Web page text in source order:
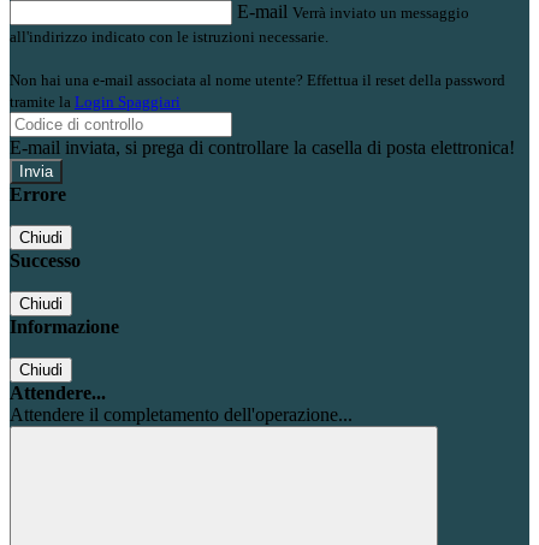
E-mail Verrà inviato un messaggio
all'indirizzo indicato con le istruzioni necessarie.
Non hai una e-mail associata al nome utente? Effettua il reset della password
tramite la Login Spaggiari
E-mail inviata, si prega di controllare la casella di posta elettronica!
Errore
Chiudi
Successo
Chiudi
Informazione
Chiudi
Attendere...
Attendere il completamento dell'operazione...